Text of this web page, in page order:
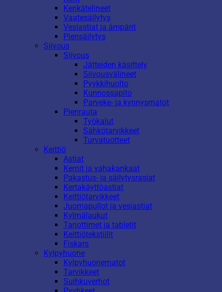
Kenkätelineet
Vaatesäilytys
Vesiastiat ja ämpärit
Piensäilytys
Siivous
Siivous
Jätteiden käsittely
Siivousvälineet
Pyykkihuolto
Kunnossapito
Parveke- ja kynnysmatot
Pienrauta
Työkalut
Sähkötarvikkeet
Turvatuotteet
Keittiö
Astiat
Kernit ja vahakankaat
Pakastus- ja säilytysrasiat
Kertakäyttöastiat
Keittiötarvikkeet
Juomapullot ja vesiastiat
Kylmälaukut
Tarjottimet ja tabletit
Keittiötekstiilit
Fiskars
Kylpyhuone
Kylpyhuonematot
Tarvikkeet
Suihkuverhot